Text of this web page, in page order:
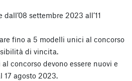
settembre 2023 all’11
fino a 5 modelli unici al concorso
di vincita.
concorso devono essere nuovi e
17 agosto 2023.